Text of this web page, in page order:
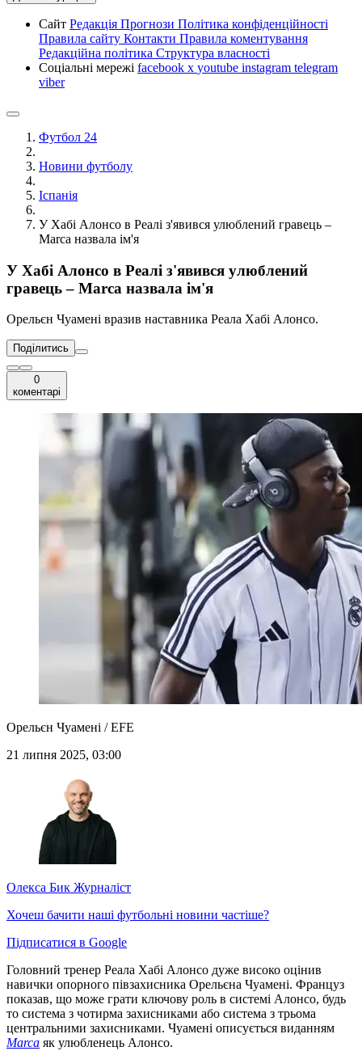
Сайт Редакція Прогнози Політика конфіденційності
Правила сайту Контакти Правила коментування
Редакційна політика Структура власності
Соціальні мережі facebook x youtube instagram telegram
viber
Футбол 24
Новини футболу
Іспанія
У Хабі Алонсо в Реалі з'явився улюблений гравець –
Marca назвала ім'я
У Хабі Алонсо в Реалі з'явився улюблений
гравець – Marca назвала ім'я
Орельєн Чуамені вразив наставника Реала Хабі Алонсо.
Поділитись
0
коментарі
Орельєн Чуамені / EFE
21 липня 2025, 03:00
Олекса Бик Журналіст
Хочеш бачити наші футбольні новини частіше?
Підписатися в Google
Головний тренер Реала Хабі Алонсо дуже високо оцінив
навички опорного півзахисника Орельєна Чуамені. Француз
показав, що може грати ключову роль в системі Алонсо, будь
то система з чотирма захисниками або система з трьома
центральними захисниками. Чуамені описується виданням
Marca як улюбленець Алонсо.